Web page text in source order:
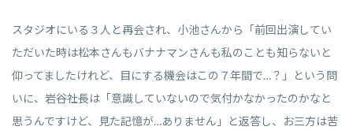
スタジオにいる３人と再会され、小池さんから「前回出演してい
ただいた時は松本さんもバナナマンさんも私のことも知らないと
仰ってましたけれど、目にする機会はこの７年間で…？」という問
いに、岩谷社長は「意識していないので気付かなかったのかなと
思うんですけど、見た記憶が…ありません」と返答し、お三方は苦